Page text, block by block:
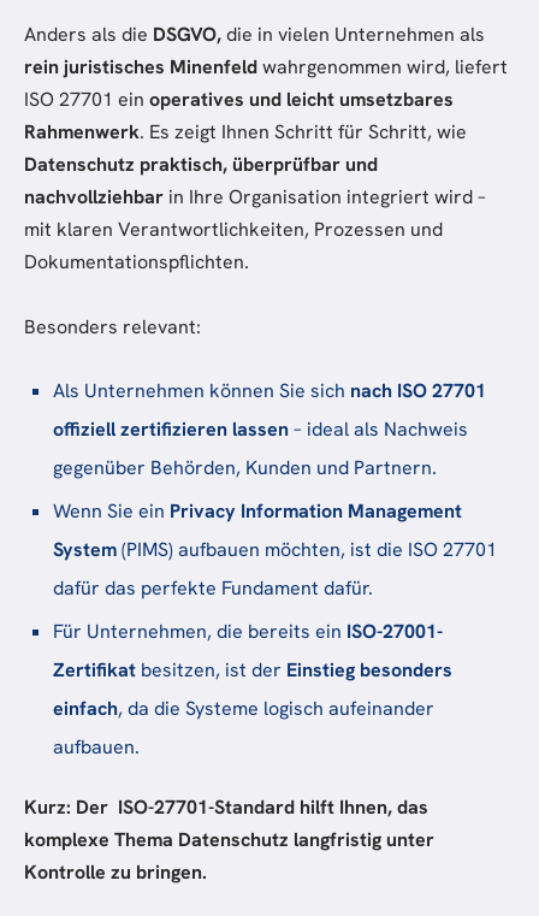
Anders als die DSGVO,die in vielen Unternehmen als
rein juristisches Minenfeldwahrgenommen wird, liefert
ISO 27701 ein operatives und leicht umsetzbares
Rahmenwerk. Es zeigt Ihnen Schritt für Schritt, wie
Datenschutz praktisch, überprüfbar und
nachvollziehbar in Ihre Organisation integriert wird –
mit klaren Verantwortlichkeiten, Prozessen und
Dokumentationspflichten.
Besonders relevant:
Als Unternehmen können Sie sich nach ISO 27701
offiziell zertifizieren lassen– ideal als Nachweis
gegenüber Behörden, Kunden und Partnern.
Wenn Sie ein Privacy Information Management
System(PIMS) aufbauen möchten, ist die ISO 27701
dafür das perfekte Fundament dafür.
Für Unternehmen, die bereits ein ISO-27001-
Zertifikat besitzen, ist der Einstieg besonders
einfach, da die Systeme logisch aufeinander
aufbauen.
Kurz: Der ISO-27701-Standard hilft Ihnen, das
komplexe Thema Datenschutz langfristig unter
Kontrolle zu bringen.